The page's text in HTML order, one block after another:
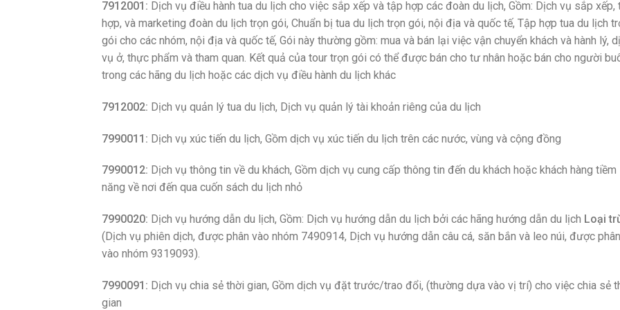
7912001: Dịch vụ điều hành tua du lịch cho việc sắp xếp và tập hợp các đoàn du lịch, Gồm: Dịch vụ sắp xếp,
hợp, và marketing đoàn du lịch trọn gói, Chuẩn bị tua du lịch trọn gói, nội địa và quốc tế, Tập hợp tua du lịch
gói cho các nhóm, nội địa và quốc tế, Gói này thường gồm: mua và bán lại việc vận chuyển khách và hành lý,
vụ ở, thực phẩm và tham quan. Kết quả của tour trọn gói có thể được bán cho tư nhân hoặc bán cho người
trong các hãng du lịch hoặc các dịch vụ điều hành du lịch khác
7912002: Dịch vụ quản lý tua du lịch, Dịch vụ quản lý tài khoản riêng của du lịch
7990011: Dịch vụ xúc tiến du lịch, Gồm dịch vụ xúc tiến du lịch trên các nước, vùng và cộng đồng
7990012: Dịch vụ thông tin về du khách, Gồm dịch vụ cung cấp thông tin đến du khách hoặc khách hàng tiềm
năng về nơi đến qua cuốn sách du lịch nhỏ
7990020: Dịch vụ hướng dẫn du lịch, Gồm: Dịch vụ hướng dẫn du lịch bởi các hãng hướng dẫn du lịch Loại
(Dịch vụ phiên dịch, được phân vào nhóm 7490914, Dịch vụ hướng dẫn câu cá, săn bắn và leo núi, được phân
vào nhóm 9319093).
7990091: Dịch vụ chia sẻ thời gian, Gồm dịch vụ đặt trước/trao đổi, (thường dựa vào vị trí) cho việc chia sẻ
gian